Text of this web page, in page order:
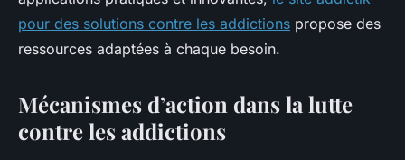
pour des solutions contre les addictions propose des
ressources adaptées à chaque besoin.
Mécanismes d’action dans la lutte
contre les addictions